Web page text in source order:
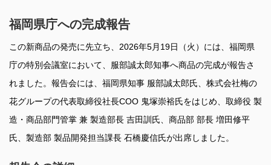
福岡県庁への完成報告
この新商品の発売に先立ち、2026年5月19日（火）には、福岡県
庁の特別会議室において、服部誠太郎知事へ商品の完成が報告さ
れました。報告会には、福岡県知事 服部誠太郎氏、株式会社梅の
花グループの代表取締役社長COO 鬼塚崇裕氏をはじめ、取締役 製
造・商品部門管掌 兼 製造部長 吉田訓氏、商品部 部長 増田修平
氏、製造部 製品開発担当課長 石橋慶信氏が出席しました。